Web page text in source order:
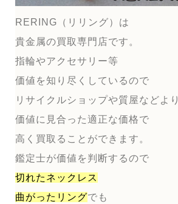
RERING（リリング）は
貴金属の買取専門店です。
指輪やアクセサリー等
価値を知り尽くしているので
リサイクルショップや質屋などより
価値に見合った適正な価格で
高く買取ることができます。
鑑定士が価値を判断するので
切れたネックレス
曲がったリングでも